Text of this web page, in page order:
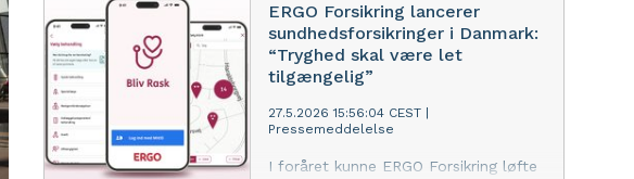
børn og ekstra oppakning gennem
lufthavnen. Derfor peger ERGO
Forsikring på den alternative kør-selv-
ferie, hvor tempo, pauser og bagage i
højere grad er i familiens egne
hænder, og deler her 7 gode råd til
en tryg og gnidningsfri køreferie.
ERGO Forsikring lancerer
sundhedsforsikringer i Danmark:
“Tryghed skal være let
tilgængelig”
27.5.2026 15:56:04 CEST
Pressemeddelelse
I foråret kunne ERGO Forsikring løfte